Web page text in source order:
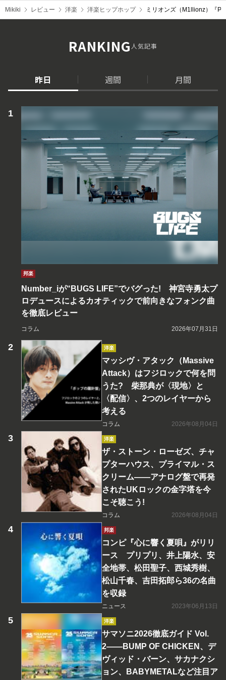
Mikiki レビュー 洋楽 洋楽ヒップホップ ミリオンズ（M1llionz）『
RANKING人気記事
昨日 週間 月間
邦楽
Number_iが“BUGS LIFE”でバグった! 神宮寺勇太プ
ロデュースによるカオティックで前向きなフォンク曲
を徹底レビュー
コラム 2026年07月31日
洋楽
マッシヴ・アタック（Massive
Attack）はフジロックで何を問
うた? 柴那典が〈現地〉と
〈配信〉、2つのレイヤーから
考える
コラム 2026年08月04日
洋楽
ザ・ストーン・ローゼズ、チャ
プターハウス、プライマル・ス
クリーム――アナログ盤で再発
されたUKロックの金字塔を今
こそ聴こう!
コラム 2026年08月04日
邦楽
コンピ『心に響く夏唄』がリリ
ース プリプリ、井上陽水、安
全地帯、松田聖子、西城秀樹、
松山千春、吉田拓郎ら36の名曲
を収録
ニュース 2023年06月13日
洋楽
サマソニ2026徹底ガイド Vol.
2――BUMP OF CHICKEN、デ
ヴィッド・バーン、サカナクシ
ョン、BABYMETALなど注目ア